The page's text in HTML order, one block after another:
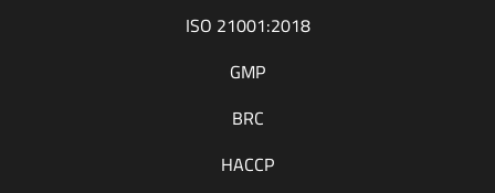
ISO 21001:2018
GMP
BRC
HACCP